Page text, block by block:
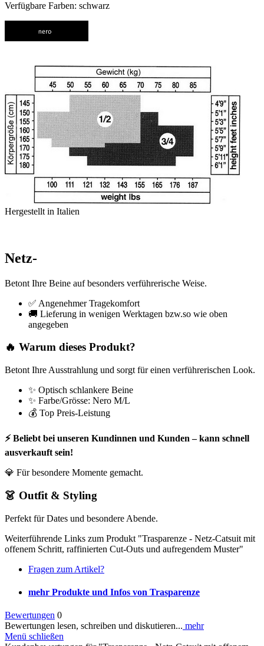
Verfügbare Farben: schwarz
Hergestellt in Italien
Netz-
Betont Ihre Beine auf besonders verführerische Weise.
✅ Angenehmer Tragekomfort
🚚 Lieferung in wenigen Werktagen bzw.so wie oben
angegeben
🔥 Warum dieses Produkt?
Betont Ihre Ausstrahlung und sorgt für einen verführerischen Look.
✨ Optisch schlankere Beine
✨ Farbe/Grösse: Nero M/L
💰 Top Preis-Leistung
⚡ Beliebt bei unseren Kundinnen und Kunden – kann schnell
ausverkauft sein!
💎 Für besondere Momente gemacht.
👗 Outfit & Styling
Perfekt für Dates und besondere Abende.
Weiterführende Links zum Produkt "Trasparenze - Netz-Catsuit mit
offenem Schritt, raffinierten Cut-Outs und aufregendem Muster"
Fragen zum Artikel?
mehr Produkte und Infos von Trasparenze
Bewertungen 0
Bewertungen lesen, schreiben und diskutieren... mehr
Menü schließen